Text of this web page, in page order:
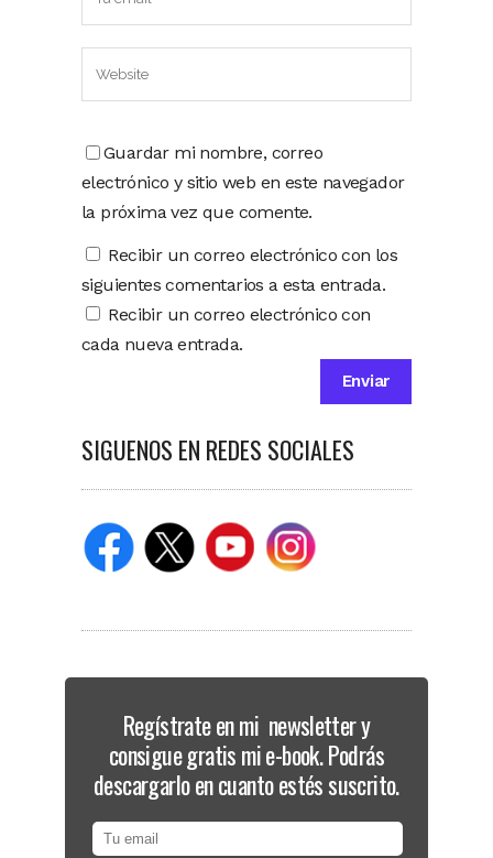
Guardar mi nombre, correo
electrónico y sitio web en este navegador
la próxima vez que comente.
Recibir un correo electrónico con los
siguientes comentarios a esta entrada.
Recibir un correo electrónico con
cada nueva entrada.
SIGUENOS EN REDES SOCIALES
Regístrate en mi newsletter y
consigue gratis mi e-book. Podrás
descargarlo en cuanto estés suscrito.